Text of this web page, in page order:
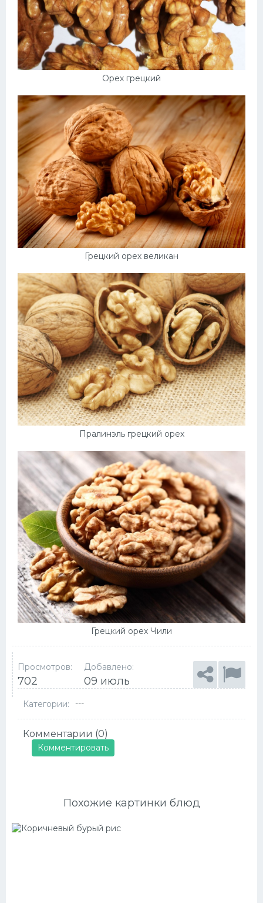
Орех грецкий
Грецкий орех великан
Пралинэль грецкий орех
Грецкий орех Чили
Просмотров:
702
Добавлено:
09 июль
Категории: ---
Комментарии (0)
Комментировать
Похожие картинки блюд